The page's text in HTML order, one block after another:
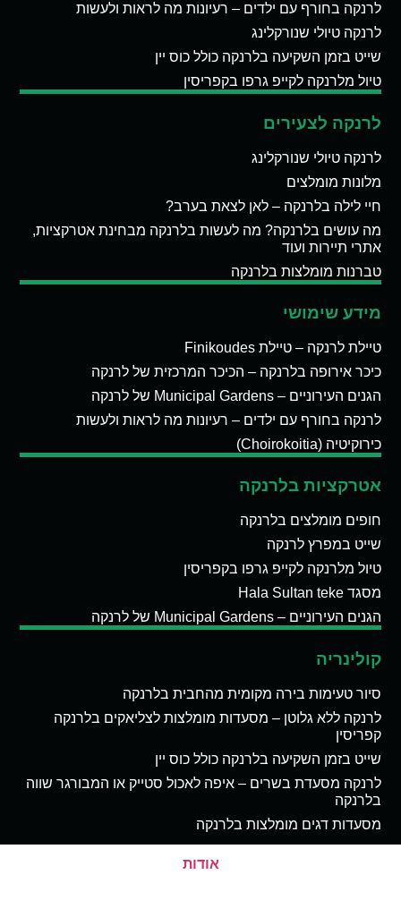
לרנקה בחורף עם ילדים – רעיונות מה לראות ולעשות
לרנקה טיולי שנורקלינג
שייט בזמן השקיעה בלרנקה כולל כוס יין
טיול מלרנקה לקייפ גרפו בקפריסין
לרנקה לצעירים
לרנקה טיולי שנורקלינג
מלונות מומלצים
חיי לילה בלרנקה – לאן לצאת בערב?
מה עושים בלרנקה? מה לעשות בלרנקה מבחינת אטרקציות,
אתרי תיירות ועוד
טברנות מומלצות בלרנקה
מידע שימושי
טיילת לרנקה – טיילת Finikoudes
כיכר אירופה בלרנקה – הכיכר המרכזית של לרנקה
הגנים העירוניים – Municipal Gardens של לרנקה
לרנקה בחורף עם ילדים – רעיונות מה לראות ולעשות
כירוקיטיה (Choirokoitia)
אטרקציות בלרנקה
חופים מומלצים בלרנקה
שייט במפרץ לרנקה
טיול מלרנקה לקייפ גרפו בקפריסין
מסגד Hala Sultan teke
הגנים העירוניים – Municipal Gardens של לרנקה
קולינריה
סיור טעימות בירה מקומית מהחבית בלרנקה
לרנקה ללא גלוטן – מסעדות מומלצות לצליאקים בלרנקה
קפריסין
שייט בזמן השקיעה בלרנקה כולל כוס יין
לרנקה מסעדת בשרים – איפה לאכול סטייק או המבורגר שווה
בלרנקה
מסעדות דגים מומלצות בלרנקה
אודות